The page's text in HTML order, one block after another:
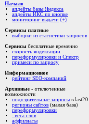
Начало
апдейты базы Яндекса
апдейты ИКС по кнопке
мониторинг выдачи (+)
Сервисы платные
выборки из статистики запросов
Сервисы бесплатные временно
скорость яндексации
переформулировки и Спектр
примеси по запросу
Информационное
рейтинг SEO-компаний
Архивные - отключенные
возможности
подозрительные запросы в last20
регионы сайтов (малая база)
переформулировки
::веса слов
аффилиаты